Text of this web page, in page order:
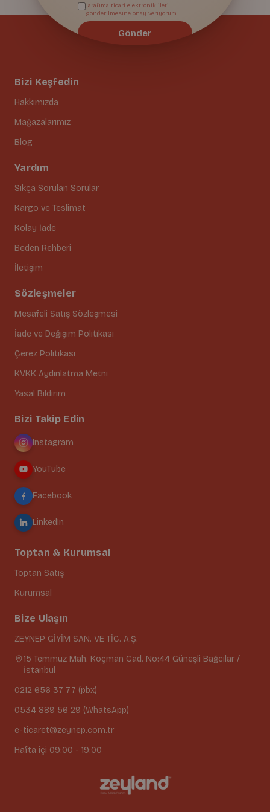
Bizi Keşfedin
Hakkımızda
Mağazalarımız
Blog
Yardım
Sıkça Sorulan Sorular
Kargo ve Teslimat
Kolay İade
Beden Rehberi
İletişim
Sözleşmeler
Mesafeli Satış Sözleşmesi
İade ve Değişim Politikası
Çerez Politikası
KVKK Aydınlatma Metni
Yasal Bildirim
Tarafıma ticari elektronik ileti
gönderilmesine onay veriyorum.
Gönder
Bizi Takip Edin
Instagram
YouTube
Facebook
LinkedIn
Toptan & Kurumsal
Toptan Satış
Kurumsal
Bize Ulaşın
ZEYNEP GİYİM SAN. VE TİC. A.Ş.
15 Temmuz Mah. Koçman Cad. No:44 Güneşli Bağcılar /
İstanbul
0212 656 37 77 (pbx)
0534 889 56 29 (WhatsApp)
e-ticaret@zeynep.com.tr
Hafta içi 09:00 - 19:00